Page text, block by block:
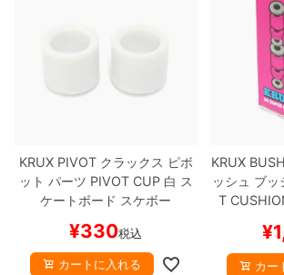
KRUX PIVOTクラックス ピボ
ット パーツ PIVOT CUP白 ス
ケートボード スケボー
¥330税込
カートに入れる
KRUX
ッシュ ブッ
T
¥
カー
8.3inch
8.4inch
8.5inch
8.4inch
8.5inch
8.6inch
63mm
64mm
65mm
足回りセット（トラック・ウィールセッ
練習用アイテム（初心者におすすめ）
スケートケース・バッグ
メディア（雑誌・DVD・CD）
27cm
27.5cm
28cm
キャップ
ソックス
アンダーウエア